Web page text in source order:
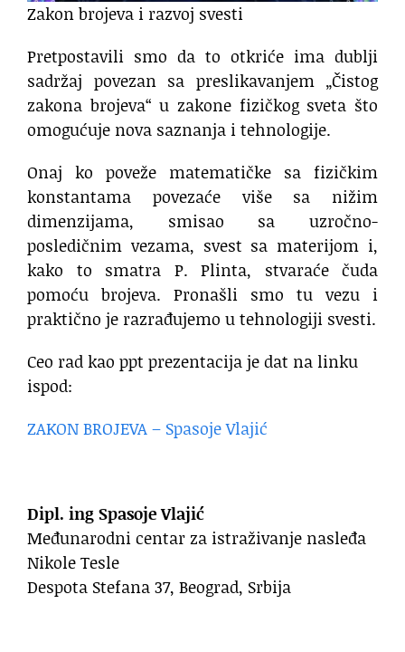
Zakon brojeva i razvoj svesti
Pretpostavili smo da to otkriće ima dublji
sadržaj povezan sa preslikavanjem „Čistog
zakona brojeva“ u zakone fizičkog sveta što
omogućuje nova saznanja i tehnologije.
Onaj ko poveže matematičke sa fizičkim
konstantama povezaće više sa nižim
dimenzijama, smisao sa uzročno-
posledičnim vezama, svest sa materijom i,
kako to smatra P. Plinta, stvaraće čuda
pomoću brojeva. Pronašli smo tu vezu i
praktično je razrađujemo u tehnologiji svesti.
Ceo rad kao ppt prezentacija je dat na linku
ispod:
ZAKON BROJEVA – Spasoje Vlajić
Dipl. ing Spasoje Vlajić
Međunarodni centar za istraživanje nasleđa
Nikole Tesle
Despota Stefana 37, Beograd, Srbija